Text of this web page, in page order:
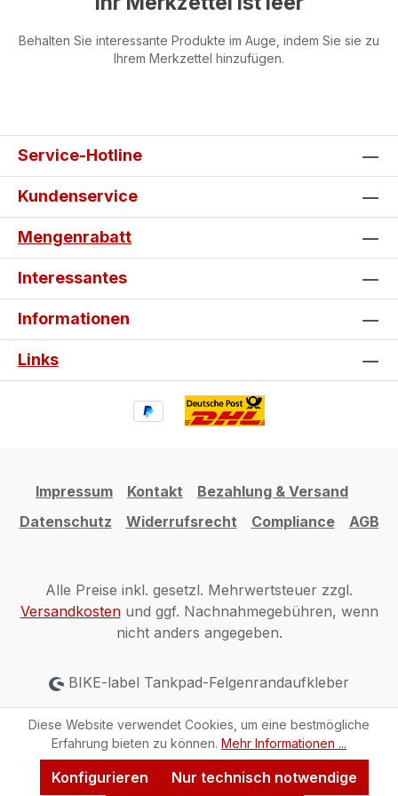
Behalten Sie interessante Produkte im Auge, indem Sie sie zu
Ihrem Merkzettel hinzufügen.
Service-Hotline
Kundenservice
Mengenrabatt
Interessantes
Informationen
Links
Impressum Kontakt
Bezahlung & Versand
Datenschutz
Widerrufsrecht Compliance AGB
Alle Preise inkl. gesetzl. Mehrwertsteuer zzgl.
Versandkostenund ggf. Nachnahmegebühren, wenn
nicht anders angegeben.
BIKE-label Tankpad-Felgenrandaufkleber
Diese Website verwendet Cookies, um eine bestmögliche
Erfahrung bieten zu können. Mehr Informationen ...
Nur technisch notwendige
Konfigurieren